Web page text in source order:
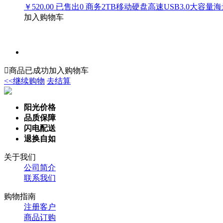
￥520.00 已售出0 商务2TB移动硬盘高速USB3.0大容量
加入购物车
商品已成功加入购物车
<<继续购物 去结算
阳光价格
品质保障
闪电配送
退换自如
关于我们
公司简介
联系我们
购物指南
注册客户
商品订购